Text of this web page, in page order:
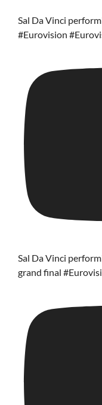
Sal Da Vinci
#Eurovision
Sal Da Vinci
grand final